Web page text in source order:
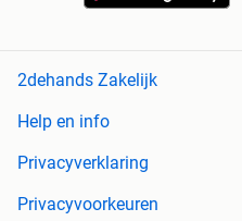
2dehands Zakelijk
Help en info
Privacyverklaring
Privacyvoorkeuren